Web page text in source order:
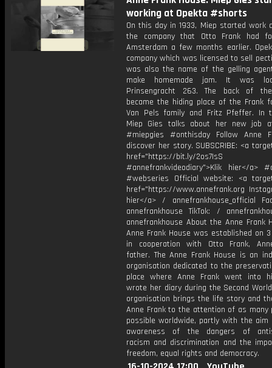
working at Opekta #shorts
On this day in 1933, Miep started work
the company that Otto Frank had
Amsterdam a few months earlier.
company which was licensed to sell
was also the name of the gelling
make homemade jam. It was
Prinsengracht 263. The back of
became the hiding place of the Frank
Van Pels family and Fritz Pfeffer. In
Miep Gies talks about her new job
#miepgies #onthisday Follow Anne
discover her story. SUBSCRIBE: <a
href="https://bit.ly/2os7IsS
#annefrankvideodiary">Klik hier</a>
#webseries Official website: <a
href="https://www.annefrank.org
hier</a> / annefrankhouse_official
annefrankhouse TikTok: /
annefrankhouse About the Anne Frank
Anne Frank House was established on 3
in cooperation with Otto Frank,
father. The Anne Frank House is an
organisation dedicated to the
place where Anne Frank went into
wrote her diary during the Second
organisation brings the life story and
Anne Frank to the attention of as many
possible worldwide, partly with the aim
awareness of the dangers of
racism and discrimination and the
freedom, equal rights and democracy.